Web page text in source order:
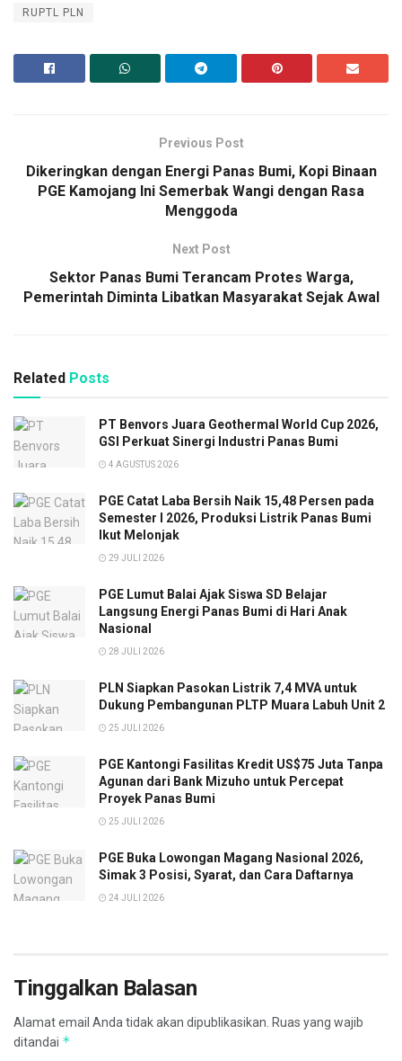
RUPTL PLN
Previous Post
Dikeringkan dengan Energi Panas Bumi, Kopi Binaan
PGE Kamojang Ini Semerbak Wangi dengan Rasa
Menggoda
Next Post
Sektor Panas Bumi Terancam Protes Warga,
Pemerintah Diminta Libatkan Masyarakat Sejak Awal
Related Posts
PT Benvors Juara Geothermal World Cup 2026,
GSI Perkuat Sinergi Industri Panas Bumi
4 AGUSTUS 2026
PGE Catat Laba Bersih Naik 15,48 Persen pada
Semester I 2026, Produksi Listrik Panas Bumi
Ikut Melonjak
29 JULI 2026
PGE Lumut Balai Ajak Siswa SD Belajar
Langsung Energi Panas Bumi di Hari Anak
Nasional
28 JULI 2026
PLN Siapkan Pasokan Listrik 7,4 MVA untuk
Dukung Pembangunan PLTP Muara Labuh Unit 2
25 JULI 2026
PGE Kantongi Fasilitas Kredit US$75 Juta Tanpa
Agunan dari Bank Mizuho untuk Percepat
Proyek Panas Bumi
25 JULI 2026
PGE Buka Lowongan Magang Nasional 2026,
Simak 3 Posisi, Syarat, dan Cara Daftarnya
24 JULI 2026
Tinggalkan Balasan
Alamat email Anda tidak akan dipublikasikan. Ruas yang wajib
ditandai *